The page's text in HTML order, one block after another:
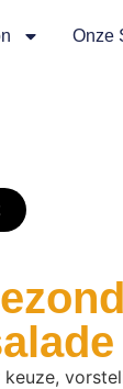
Onze